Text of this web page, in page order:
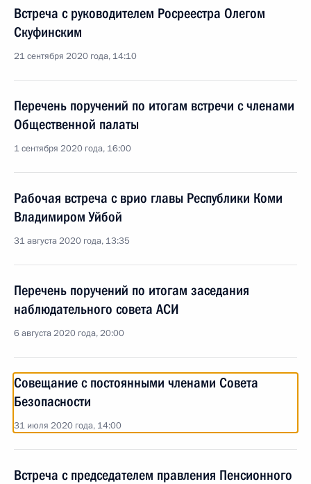
Встреча с руководителем Росреестра Олегом
Скуфинским
21 сентября 2020 года, 14:10
Перечень поручений по итогам встречи с членами
Общественной палаты
1 сентября 2020 года, 16:00
Рабочая встреча с врио главы Республики Коми
Владимиром Уйбой
31 августа 2020 года, 13:35
Перечень поручений по итогам заседания
наблюдательного совета АСИ
6 августа 2020 года, 20:00
Совещание с постоянными членами Совета
Безопасности
31 июля 2020 года, 14:00
Встреча с председателем правления Пенсионного